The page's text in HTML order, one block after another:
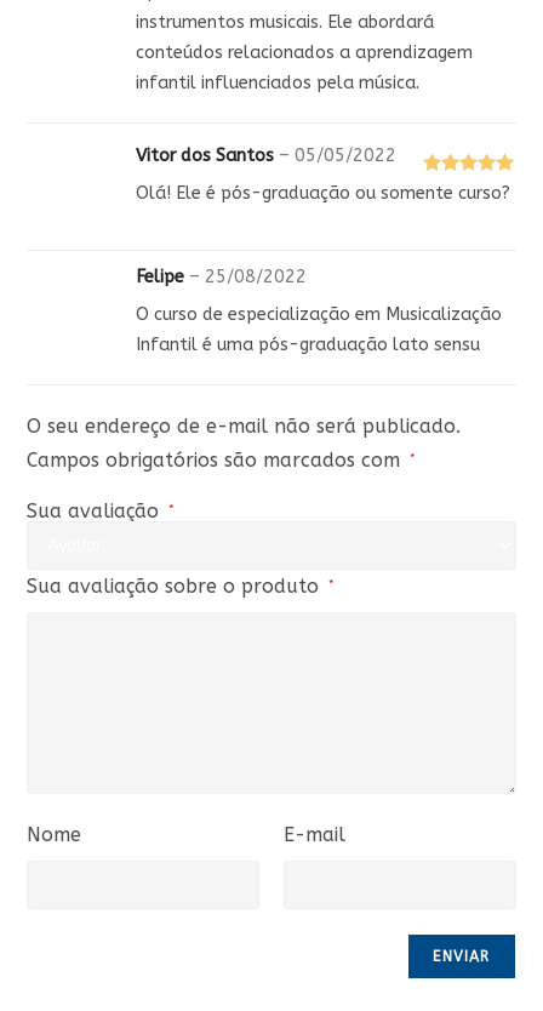
instrumentos musicais. Ele abordará
conteúdos relacionados a aprendizagem
infantil influenciados pela música.
Avaliação5
Vitor dos Santos – 05/05/2022
Olá! Ele é pós-graduação ou somente curso?
Felipe – 25/08/2022
O curso de especialização em Musicalização
Infantil é uma pós-graduação lato sensu
O seu endereço de e-mail não será publicado.
Campos obrigatórios são marcados com
*
Sua avaliação *
Sua avaliação sobre o produto *
Nome E-mail